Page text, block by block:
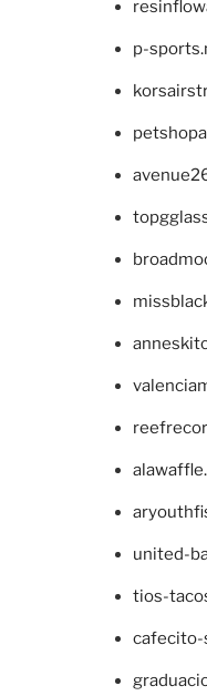
p-
united-
tios-
cafecito-